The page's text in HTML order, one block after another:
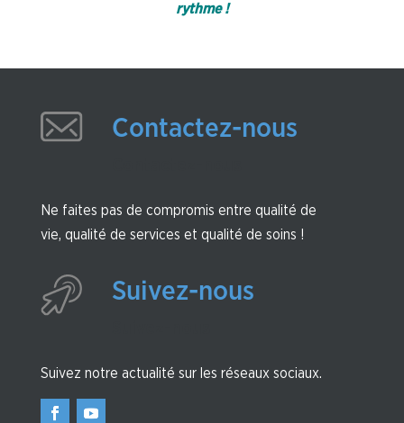
rythme !
Contactez-nous
Ne faites pas de compromis entre qualité de
vie, qualité de services et qualité de soins !
Suivez-nous
Suivez notre actualité sur les réseaux sociaux.